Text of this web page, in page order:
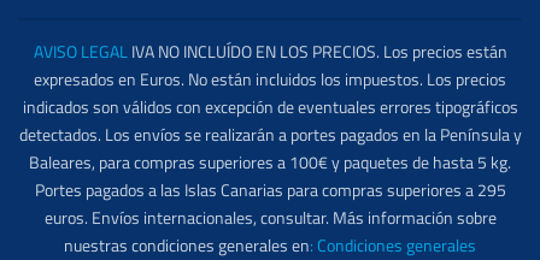
AVISO LEGALIVA NO INCLUÍDO EN LOS PRECIOS. Los precios están
expresados en Euros. No están incluidos los impuestos. Los precios
indicados son válidos con excepción de eventuales errores tipográficos
detectados. Los envíos se realizarán a portes pagados en la Península y
Baleares, para compras superiores a 100€ y paquetes de hasta 5 kg.
Portes pagados a las Islas Canarias para compras superiores a 295
euros. Envíos internacionales, consultar. Más información sobre
nuestras condiciones generales en: Condiciones generales